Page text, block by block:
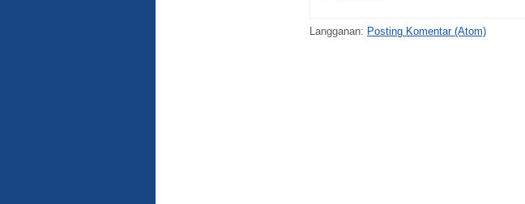
Langganan: Posting Komentar (Atom)